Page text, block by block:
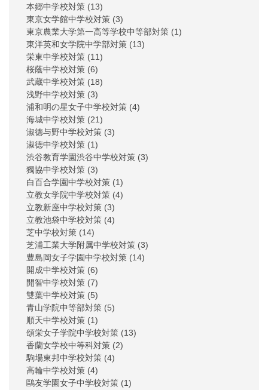
本郷中学校対策 (13)
東京女学館中学校対策 (3)
東京農業大学第一高等学校中等部対策 (1)
東洋英和女学院中学部対策 (13)
栄東中学校対策 (11)
桜蔭中学校対策 (6)
武蔵中学校対策 (18)
浅野中学校対策 (3)
浦和明の星女子中学校対策 (4)
海城中学校対策 (21)
淑徳与野中学校対策 (3)
淑徳中学校対策 (1)
渋谷教育学園渋谷中学校対策 (3)
獨協中学校対策 (3)
白百合学園中学校対策 (1)
立教女学院中学校対策 (4)
立教新座中学校対策 (3)
立教池袋中学校対策 (4)
芝中学校対策 (14)
芝浦工業大学附属中学校対策 (3)
豊島岡女子学園中学校対策 (14)
開成中学校対策 (6)
開智中学校対策 (7)
雙葉中学校対策 (5)
青山学院中等部対策 (5)
順天中学校対策 (1)
頌栄女子学院中学校対策 (13)
香蘭女学校中等科対策 (2)
駒場東邦中学校対策 (4)
高輪中学校対策 (4)
鷗友学園女子中学校対策 (1)